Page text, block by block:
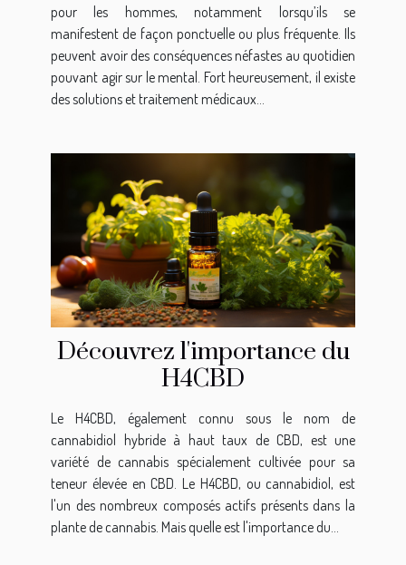
pour les hommes, notamment lorsqu’ils se
manifestent de façon ponctuelle ou plus fréquente. Ils
peuvent avoir des conséquences néfastes au quotidien
pouvant agir sur le mental. Fort heureusement, il existe
des solutions et traitement médicaux...
Découvrez l'importance du
H4CBD
Le H4CBD, également connu sous le nom de
cannabidiol hybride à haut taux de CBD, est une
variété de cannabis spécialement cultivée pour sa
teneur élevée en CBD. Le H4CBD, ou cannabidiol, est
l'un des nombreux composés actifs présents dans la
plante de cannabis. Mais quelle est l'importance du...